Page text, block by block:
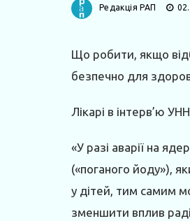
Редакція РАП
Що робити, якщо
безпечно для
Лікарі в інтерв’ю УНН
«У разі аварії на
(«поганого йоду»),
у дітей, тим самим
зменшити вплив